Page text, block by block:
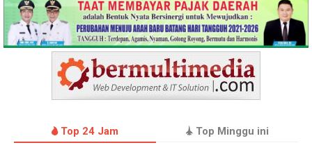
Top 24 Jam Top Minggu ini